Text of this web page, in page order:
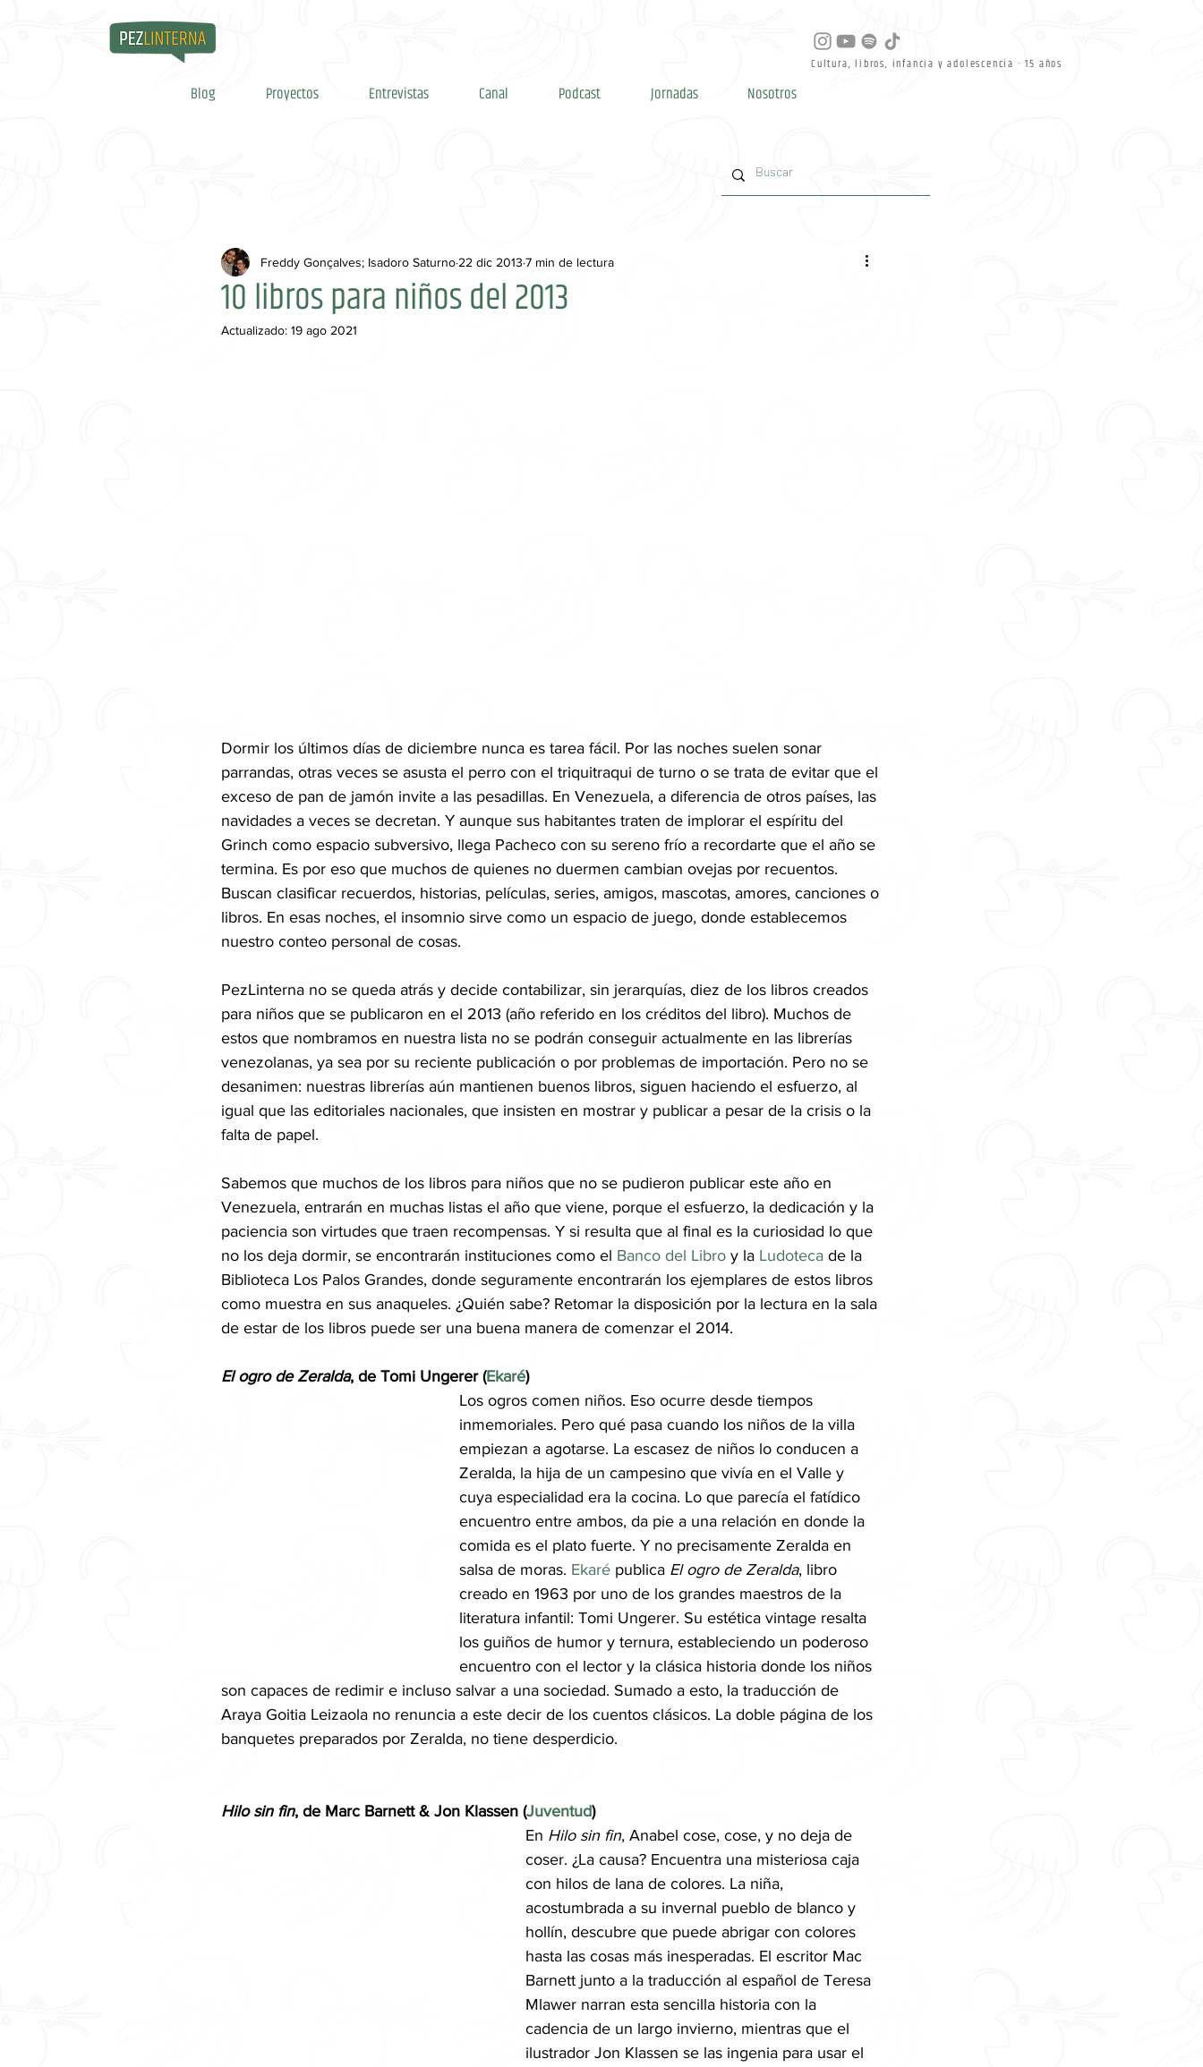
Cultura, libros, infancia y adolescencia · 15 años
Blog Proyectos Entrevistas Canal Podcast Jornadas Nosotros
10 libros para niños del 2013
Freddy Gonçalves; Isadoro Saturno 22 dic 2013 7 min de lectura
Actualizado: 19 ago 2021
Dormir los últimos días de diciembre nunca es tarea fácil. Por las noches suelen sonar
parrandas, otras veces se asusta el perro con el triquitraqui de turno o se trata de evitar que el
exceso de pan de jamón invite a las pesadillas. En Venezuela, a diferencia de otros países, las
navidades a veces se decretan. Y aunque sus habitantes traten de implorar el espíritu del
Grinch como espacio subversivo, llega Pacheco con su sereno frío a recordarte que el año se
termina. Es por eso que muchos de quienes no duermen cambian ovejas por recuentos.
Buscan clasificar recuerdos, historias, películas, series, amigos, mascotas, amores, canciones o
libros. En esas noches, el insomnio sirve como un espacio de juego, donde establecemos
nuestro conteo personal de cosas.
PezLinterna no se queda atrás y decide contabilizar, sin jerarquías, diez de los libros creados
para niños que se publicaron en el 2013 (año referido en los créditos del libro). Muchos de
estos que nombramos en nuestra lista no se podrán conseguir actualmente en las librerías
venezolanas, ya sea por su reciente publicación o por problemas de importación. Pero no se
desanimen: nuestras librerías aún mantienen buenos libros, siguen haciendo el esfuerzo, al
igual que las editoriales nacionales, que insisten en mostrar y publicar a pesar de la crisis o la
falta de papel.
Sabemos que muchos de los libros para niños que no se pudieron publicar este año en
Venezuela, entrarán en muchas listas el año que viene, porque el esfuerzo, la dedicación y la
paciencia son virtudes que traen recompensas. Y si resulta que al final es la curiosidad lo que
no los deja dormir, se encontrarán instituciones como el Banco del Libro y la Ludoteca de la
Biblioteca Los Palos Grandes, donde seguramente encontrarán los ejemplares de estos libros
como muestra en sus anaqueles. ¿Quién sabe? Retomar la disposición por la lectura en la sala
de estar de los libros puede ser una buena manera de comenzar el 2014.
El ogro de Zeralda, de Tomi Ungerer (Ekaré)
Los ogros comen niños. Eso ocurre desde tiempos
inmemoriales. Pero qué pasa cuando los niños de la villa
empiezan a agotarse. La escasez de niños lo conducen a
Zeralda, la hija de un campesino que vivía en el Valle y
cuya especialidad era la cocina. Lo que parecía el fatídico
encuentro entre ambos, da pie a una relación en donde la
comida es el plato fuerte. Y no precisamente Zeralda en
salsa de moras. Ekaré publica El ogro de Zeralda, libro
creado en 1963 por uno de los grandes maestros de la
literatura infantil: Tomi Ungerer. Su estética vintage resalta
los guiños de humor y ternura, estableciendo un poderoso
encuentro con el lector y la clásica historia donde los niños
son capaces de redimir e incluso salvar a una sociedad. Sumado a esto, la traducción de
Araya Goitia Leizaola no renuncia a este decir de los cuentos clásicos. La doble página de los
banquetes preparados por Zeralda, no tiene desperdicio.
Hilo sin fin, de Marc Barnett & Jon Klassen (Juventud)
En Hilo sin fin, Anabel cose, cose, y no deja de
coser. ¿La causa? Encuentra una misteriosa caja
con hilos de lana de colores. La niña,
acostumbrada a su invernal pueblo de blanco y
hollín, descubre que puede abrigar con colores
hasta las cosas más inesperadas. El escritor Mac
Barnett junto a la traducción al español de Teresa
Mlawer narran esta sencilla historia con la
cadencia de un largo invierno, mientras que el
ilustrador Jon Klassen se las ingenia para usar el